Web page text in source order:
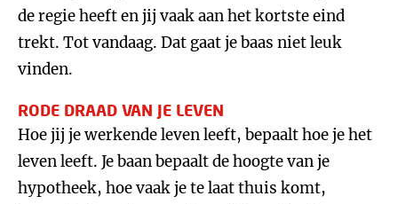
de regie heeft en jij vaak aan het kortste eind
trekt. Tot vandaag. Dat gaat je baas niet leuk
vinden.
RODE DRAAD VAN JE LEVEN
Hoe jij je werkende leven leeft, bepaalt hoe je het
leven leeft. Je baan bepaalt de hoogte van je
hypotheek, hoe vaak je te laat thuis komt,